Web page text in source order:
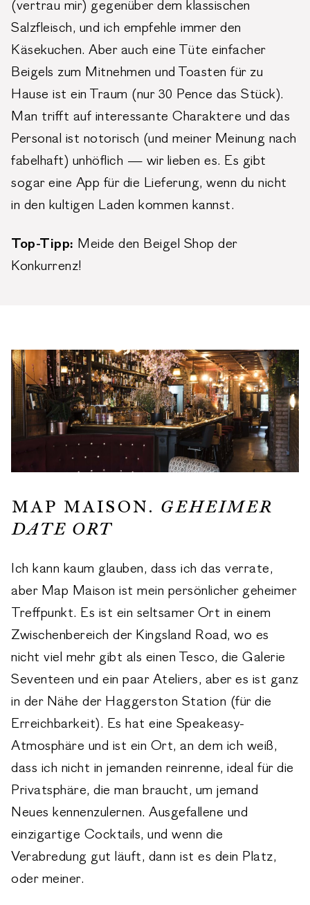
(vertrau mir) gegenüber dem klassischen
Salzfleisch, und ich empfehle immer den
Käsekuchen. Aber auch eine Tüte einfacher
Beigels zum Mitnehmen und Toasten für zu
Hause ist ein Traum (nur 30 Pence das Stück).
Man trifft auf interessante Charaktere und das
Personal ist notorisch (und meiner Meinung nach
fabelhaft) unhöflich — wir lieben es. Es gibt
sogar eine App für die Lieferung, wenn du nicht
in den kultigen Laden kommen kannst.
Top-Tipp: Meide den Beigel Shop der
Konkurrenz!
MAP MAISON. GEHEIMER
DATE ORT
Ich kann kaum glauben, dass ich das verrate,
aber Map Maison ist mein persönlicher geheimer
Treffpunkt. Es ist ein seltsamer Ort in einem
Zwischenbereich der Kingsland Road, wo es
nicht viel mehr gibt als einen Tesco, die Galerie
Seventeen und ein paar Ateliers, aber es ist ganz
in der Nähe der Haggerston Station (für die
Erreichbarkeit). Es hat eine Speakeasy-
Atmosphäre und ist ein Ort, an dem ich weiß,
dass ich nicht in jemanden reinrenne, ideal für die
Privatsphäre, die man braucht, um jemand
Neues kennenzulernen. Ausgefallene und
einzigartige Cocktails, und wenn die
Verabredung gut läuft, dann ist es dein Platz,
oder meiner.